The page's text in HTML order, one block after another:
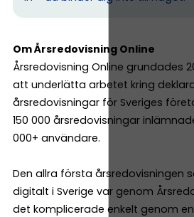
Om Årsredovisning Online
Årsredovisning Online grundades
att underlätta arbetet kring
årsredovisningar för Sveriges
150 000 årsredovisningar
000+ användare.
Den allra första årsredovisningen
digitalt i Sverige var genom
det komplicerade enkelt genom